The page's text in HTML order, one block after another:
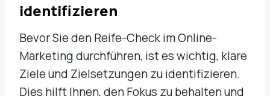
identifizieren
Bevor Sie den Reife-Check im Online-
Marketing durchführen, ist es wichtig, klare
Ziele und Zielsetzungen zu identifizieren.
Dies hilft Ihnen, den Fokus zu behalten und